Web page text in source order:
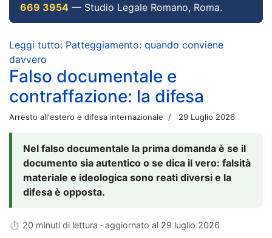
669 3954 — Studio Legale Romano, Roma.
Leggi tutto: Patteggiamento: quando conviene
davvero
Falso documentale e
contraffazione: la difesa
Arresto all'estero e difesa internazionale 29 Luglio 2026
Nel falso documentale la prima domanda è se il
documento sia autentico o se dica il vero: falsità
materiale e ideologica sono reati diversi e la
difesa è opposta.
⏱ 20 minuti di lettura · aggiornato al 29 luglio 2026